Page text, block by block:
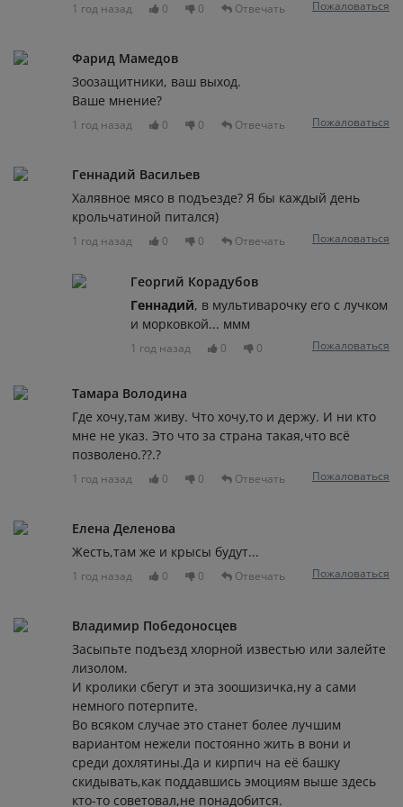
1 год назад 0 0 Отвечать Пожаловаться
Фарид Мамедов
Зоозащитники, ваш выход.
Ваше мнение?
1 год назад 0 0 Отвечать Пожаловаться
Геннадий Васильев
Халявное мясо в подъезде? Я бы каждый день
крольчатиной питался)
1 год назад 0 0 Отвечать Пожаловаться
Георгий Корадубов
Геннадий, в мультиварочку его с лучком
и морковкой... ммм
1 год назад 0 0 Пожаловаться
Тамара Володина
Где хочу,там живу. Что хочу,то и держу. И ни кто
мне не указ. Это что за страна такая,что всё
позволено.??.?
1 год назад 0 0 Отвечать Пожаловаться
Елена Деленова
Жесть,там же и крысы будут...
1 год назад 0 0 Отвечать Пожаловаться
Владимир Победоносцев
Засыпьте подъезд хлорной известью или залейте
лизолом.
И кролики сбегут и эта зоошизичка,ну а сами
немного потерпите.
Во всяком случае это станет более лучшим
вариантом нежели постоянно жить в вони и
среди дохлятины.Да и кирпич на её башку
скидывать,как поддавшись эмоциям выше здесь
кто-то советовал,не понадобится.